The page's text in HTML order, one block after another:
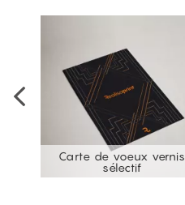
Carte de voeux vernis
sélectif